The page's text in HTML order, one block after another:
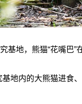
基地，熊猫“花嘴巴”
地内的大熊猫进食